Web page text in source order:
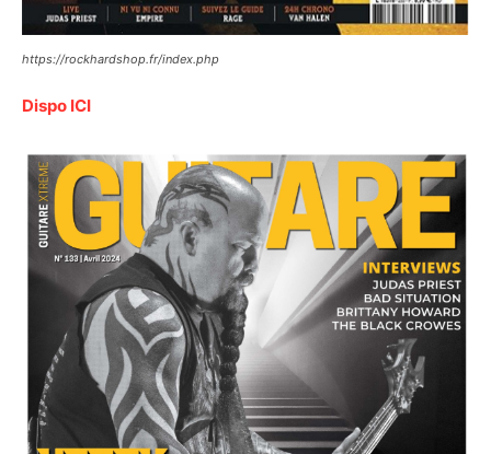
https://rockhardshop.fr/index.php
Dispo ICI